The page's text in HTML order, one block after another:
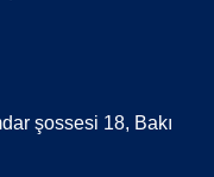
şossesi 18, Bakı